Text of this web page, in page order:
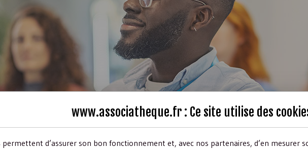
www.associatheque.fr : Ce site utilise des
permettent d’assurer son bon fonctionnement et, avec nos partenaires, d’en mesurer